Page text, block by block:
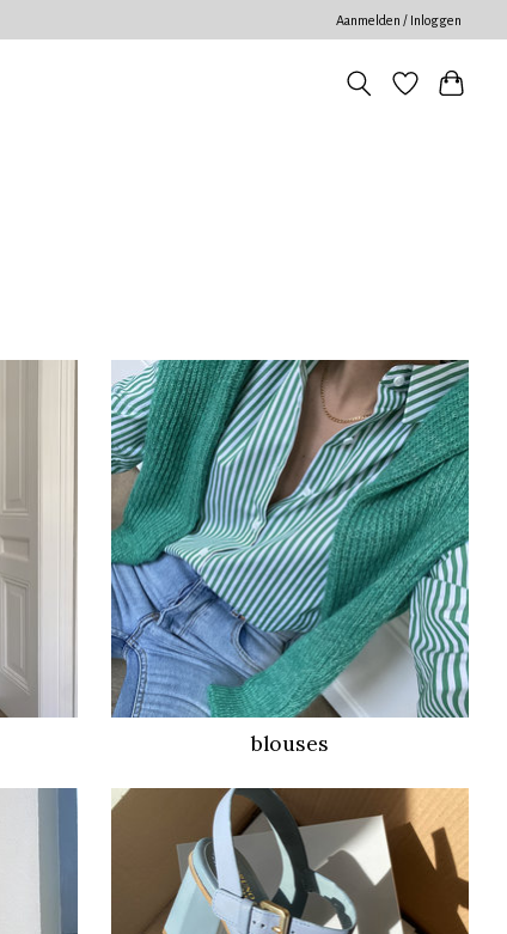
Aanmelden / Inloggen
blouses